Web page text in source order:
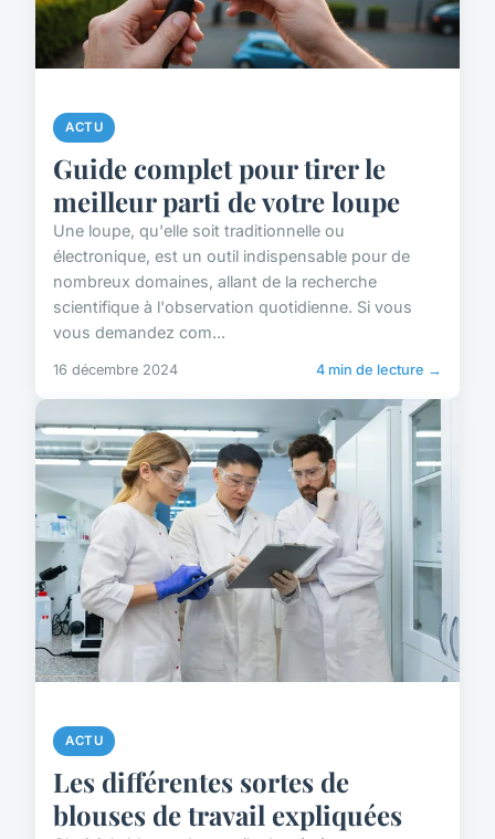
ACTU
Guide complet pour tirer le
meilleur parti de votre loupe
Une loupe, qu'elle soit traditionnelle ou
électronique, est un outil indispensable pour de
nombreux domaines, allant de la recherche
scientifique à l'observation quotidienne. Si vous
vous demandez com...
16 décembre 2024 4 min de lecture →
ACTU
Les différentes sortes de
blouses de travail expliquées